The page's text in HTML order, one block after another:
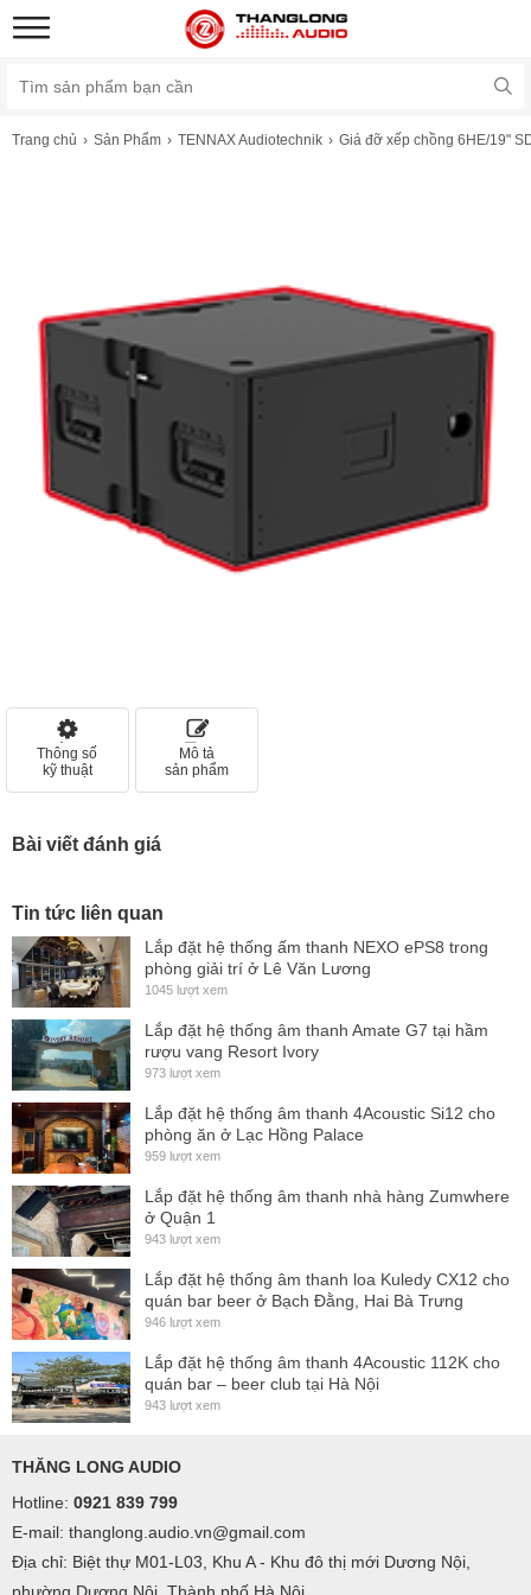
Trang chủ Sản Phẩm TENNAX Audiotechnik Giá đỡ xếp chồng 6HE/19"
Thông số
kỹ thuật
Mô tả
sản phẩm
Bài viết đánh giá
Tin tức liên quan
Lắp đặt hệ thống ấm thanh NEXO ePS8 trong
phòng giải trí ở Lê Văn Lương
1045 lượt xem
Lắp đặt hệ thống âm thanh Amate G7 tại hầm
rượu vang Resort Ivory
973 lượt xem
Lắp đặt hệ thống âm thanh 4Acoustic Si12 cho
phòng ăn ở Lạc Hồng Palace
959 lượt xem
Lắp đặt hệ thống âm thanh nhà hàng Zumwhere
ở Quận 1
943 lượt xem
Lắp đặt hệ thống âm thanh loa Kuledy CX12 cho
quán bar beer ở Bạch Đằng, Hai Bà Trưng
946 lượt xem
Lắp đặt hệ thống âm thanh 4Acoustic 112K cho
quán bar – beer club tại Hà Nội
943 lượt xem
THĂNG LONG AUDIO
Hotline: 0921 839 799
E-mail: thanglong.audio.vn@gmail.com
Địa chỉ: Biệt thự M01-L03, Khu A - Khu đô thị mới Dương Nội,